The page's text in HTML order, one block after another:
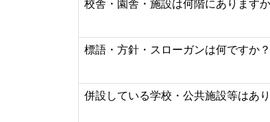
校舎・園舎・施設は何階にあります
標語・方針・スローガンは何ですか？
併設している学校・公共施設等はあ